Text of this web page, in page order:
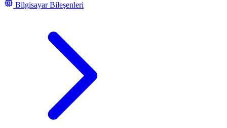
Bilgisayar Bileşenleri